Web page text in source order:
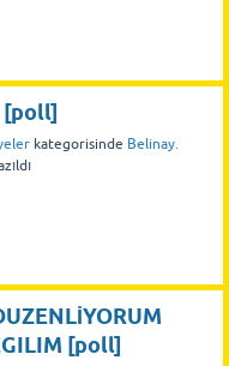
[poll]
kategorisinde Belinay.
[poll]